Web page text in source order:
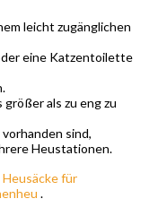
leicht zugänglichen
eine Katzentoilette
als zu eng zu
sind,
Heustationen.
für
.